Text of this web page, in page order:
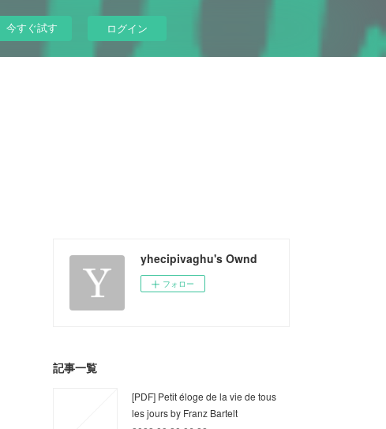
今すぐ試す ログイン
yhecipivaghu's Ownd
フォロー
記事一覧
[PDF] Petit éloge de la vie de tous
les jours by Franz Bartelt